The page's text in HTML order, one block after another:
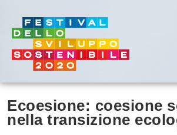
Ecoesione: coesione
nella transizione